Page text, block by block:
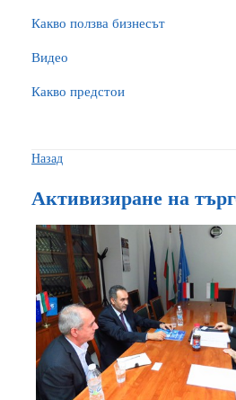
Какво ползва бизнесът
Видео
Какво предстои
Назад
Активизиране на